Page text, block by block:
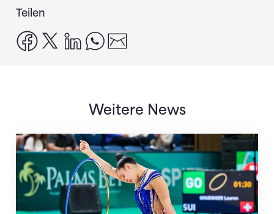
Teilen
facebook
x linkedinwhatsapp
Weitere News
Nächster Halt: Weltmeisterschaft